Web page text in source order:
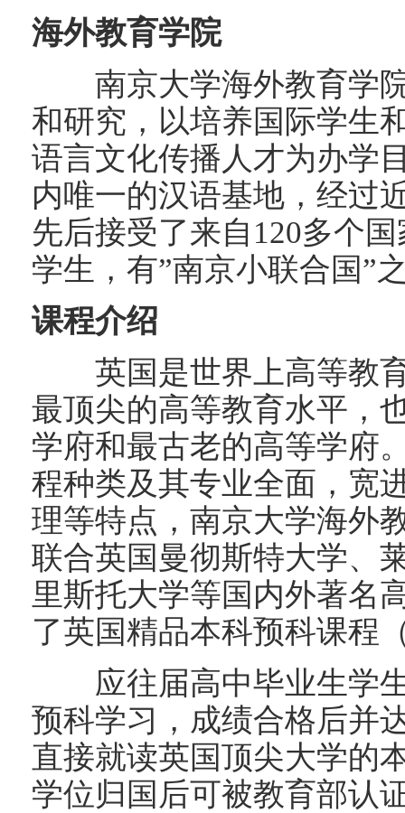
海外教育学院
南京大学海外教育学院
和研究，以培养国际学生
语言文化传播人才为办学
内唯一的汉语基地，经过
先后接受了来自120多个
学生，有”南京小联合国”
课程介绍
英国是世界上高等教育
最顶尖的高等教育水平，
学府和最古老的高等学府
程种类及其专业全面，宽
理等特点，南京大学海外
联合英国曼彻斯特大学、
里斯托大学等国内外著名
了英国精品本科预科课程
应往届高中毕业生学生
预科学习，成绩合格后并
直接就读英国顶尖大学的
学位归国后可被教育部认